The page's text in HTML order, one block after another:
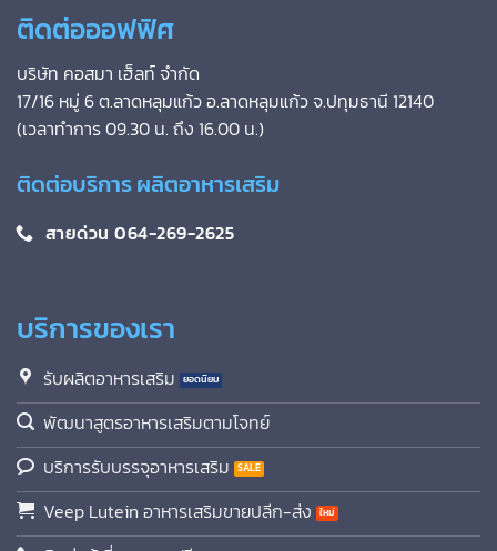
ติดต่อออฟฟิศ
บริษัท คอสมา เฮ็ลท์ จำกัด
17/16 หมู่ 6 ต.ลาดหลุมแก้ว อ.ลาดหลุมแก้ว จ.ปทุมธานี 12140
(เวลาทำการ 09.30 น. ถึง 16.00 น.)
ติดต่อบริการ ผลิตอาหารเสริม
สายด่วน 064-269-2625
บริการของเรา
รับผลิตอาหารเสริม
พัฒนาสูตรอาหารเสริมตามโจทย์
บริการรับบรรจุอาหารเสริม
Veep Lutein อาหารเสริมขายปลีก-ส่ง